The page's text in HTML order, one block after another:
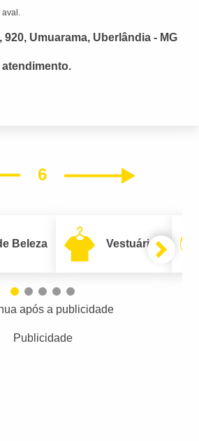
aval.
Umuarama, Uberlândia - MG
6
Beleza Vestuário
após a publicidade
Publicidade